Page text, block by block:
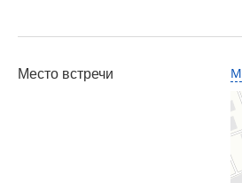
Место встречи